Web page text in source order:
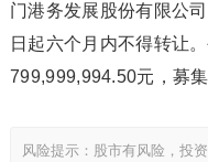
门港务发展股份有限公
日起六个月内不得转让
799,999,994.50元，募
风险提示：股市有风险，投